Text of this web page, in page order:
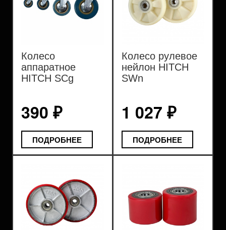
Колесо
аппаратное
HITCH SCg
390 ₽
ПОДРОБНЕЕ
Колесо рулевое
нейлон HITCH
SWn
1 027 ₽
ПОДРОБНЕЕ